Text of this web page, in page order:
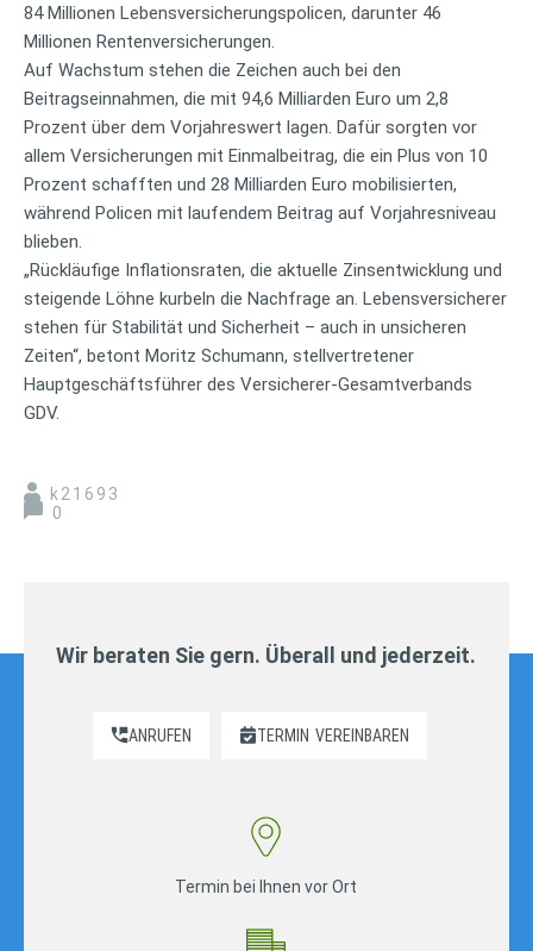
84 Millionen Lebensversicherungspolicen, darunter 46
Millionen Rentenversicherungen.
Auf Wachstum stehen die Zeichen auch bei den
Beitragseinnahmen, die mit 94,6 Milliarden Euro um 2,8
Prozent über dem Vorjahreswert lagen. Dafür sorgten vor
allem Versicherungen mit Einmalbeitrag, die ein Plus von 10
Prozent schafften und 28 Milliarden Euro mobilisierten,
während Policen mit laufendem Beitrag auf Vorjahresniveau
blieben.
„Rückläufige Inflationsraten, die aktuelle Zinsentwicklung und
steigende Löhne kurbeln die Nachfrage an. Lebensversicherer
stehen für Stabilität und Sicherheit – auch in unsicheren
Zeiten“, betont Moritz Schumann, stellvertretener
Hauptgeschäftsführer des Versicherer-Gesamtverbands
GDV.
k21693
0
Wir beraten Sie gern. Überall und jederzeit.
ANRUFEN TERMIN VEREINBAREN
Termin bei Ihnen vor Ort